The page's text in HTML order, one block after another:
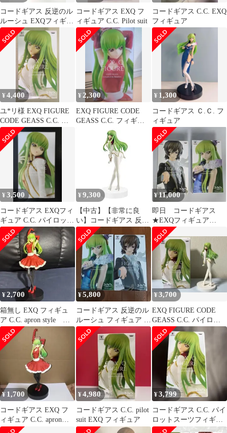
コードギアス 反逆のル
ルーシュ EXQフィギュ
ア
コードギアス EXQ フ
ィギュア C.C. Pilot suit
コードギアス C.C. EXQ
フィギュア
¥4,400
ユ*リ様 EXQ FIGURE
CODE GEASS C.C. パ
イロットスーツ
¥ 2,300
EXQ FIGURE CODE
GEASS C.C. フィギュ
¥ 1,300
コードギアス Ｃ.Ｃ. フ
ィギュア
¥3,500
コードギアス EXQフィ
ギュア C.C. パイロット
スーツ
¥ 9,300
【中古】【非常に良
い】コードギアス 反逆
のルルーシュ EXQフィ
ギュア～C.C.Pilot suit～
C.C.(シーツー) (プライ
ズ) z2zed1b
¥11,000
即日 コードギアス
★EXQフィギュア
★C.C. ルルーシュ 2体
セット プライズ
¥2,700
箱無し EXQ フィギュ
ア C.C. apron style コ
ードギアス
¥5,800
コードギアス 反逆のル
ルーシュ フィギュア ル
ルーシュ C.C. セット
¥3,700
EXQ FIGURE CODE
GEASS C.C. パイロッ
トスーツ
¥ 1,700
コードギアス EXQ フ
ィギュア C.C. apron
style
¥4,980
コードギアス C.C. pilot
suit EXQ フィギュア
¥3,799
コードギアス C.C. パイ
ロットスーツフィギュ
ア